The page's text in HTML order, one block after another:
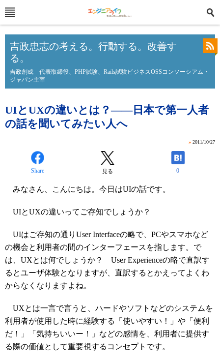
吉政忠志の考える。行動する。改善す
る。
吉政創成 代表取締役、PHP試験、Rails試験ビジネスOSSコンソーシアム・
ジャパン主宰
UIとUXの違いとは？――日本で第一人者
の話を聞いてみたい人へ
» 2011/10/27
Share 見る 0
みなさん、こんにちは。今日はUIの話です。
UIとUXの違いってご存知でしょうか？
UIはご存知の通りUser Interfaceの略で、PCやスマホなど
の機会と利用者の間のインターフェースを指します。で
は、UXとは何でしょうか？ User Experienceの略で直訳す
るとユーザ体験となりますが、直訳するとかえってよくわ
からなくなりますよね。
UXとは一言で言うと、ハードやソフトなどのシステムを
利用者が使用した時に経験する「使いやすい！」や「便利
だ！」「気持ちいいー！」などの感情を、利用者に提供す
る際の価値として重要視するコンセプトです。